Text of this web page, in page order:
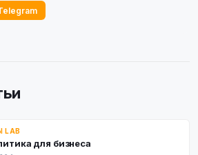
LAB
для бизнеса